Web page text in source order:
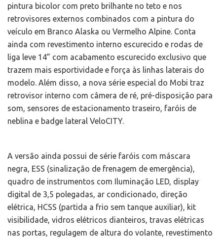
pintura bicolor com preto brilhante no teto e nos
retrovisores externos combinados com a pintura do
veículo em Branco Alaska ou Vermelho Alpine. Conta
ainda com revestimento interno escurecido e rodas de
liga leve 14” com acabamento escurecido exclusivo que
trazem mais esportividade e força às linhas laterais do
modelo. Além disso, a nova série especial do Mobi traz
retrovisor interno com câmera de ré, pré-disposição para
som, sensores de estacionamento traseiro, faróis de
neblina e badge lateral VeloCITY.
A versão ainda possui de série faróis com máscara
negra, ESS (sinalização de frenagem de emergência),
quadro de instrumentos com Iluminação LED, display
digital de 3,5 polegadas, ar condicionado, direção
elétrica, HCSS (partida a frio sem tanque auxiliar), kit
visibilidade, vidros elétricos dianteiros, travas elétricas
nas portas, regulagem de altura do volante, revestimento